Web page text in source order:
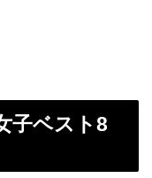
子ベスト8